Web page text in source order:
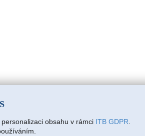
obsahu v rámci ITB GDPR